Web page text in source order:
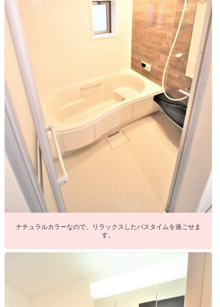
ナチュラルカラーなので、リラックスしたバスタイムを過ごせま
す。